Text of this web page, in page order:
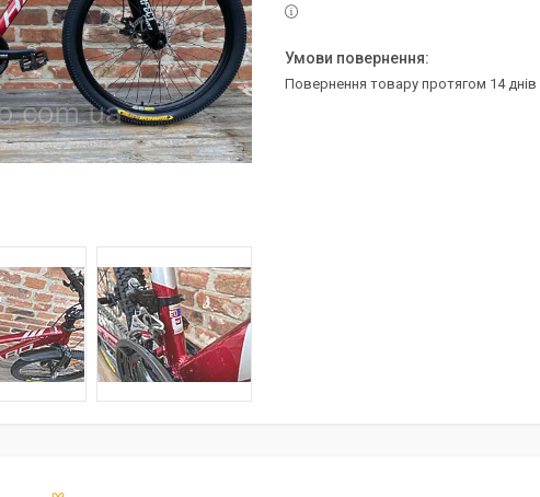
повернення товару протягом 14 днів